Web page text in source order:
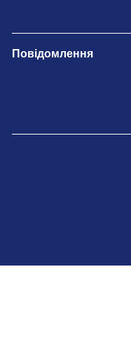
Повідомлення